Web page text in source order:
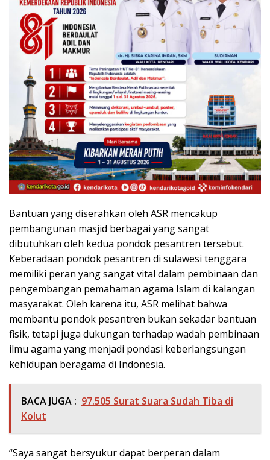
Bantuan yang diserahkan oleh ASR mencakup
pembangunan masjid berbagai yang sangat
dibutuhkan oleh kedua pondok pesantren tersebut.
Keberadaan pondok pesantren di sulawesi tenggara
memiliki peran yang sangat vital dalam pembinaan dan
pengembangan pemahaman agama Islam di kalangan
masyarakat. Oleh karena itu, ASR melihat bahwa
membantu pondok pesantren bukan sekadar bantuan
fisik, tetapi juga dukungan terhadap wadah pembinaan
ilmu agama yang menjadi pondasi keberlangsungan
kehidupan beragama di Indonesia.
BACA JUGA : 97.505 Surat Suara Sudah Tiba di
Kolut
“Saya sangat bersyukur dapat berperan dalam